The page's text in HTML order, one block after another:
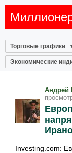
Торговые графики
Экономические
Андрей
Investing.com: